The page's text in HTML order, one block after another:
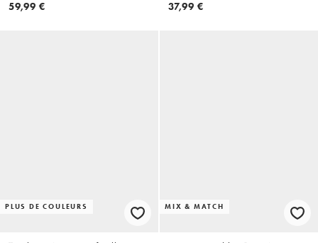
59,99 € 37,99 €
PLUS DE COULEURS MIX & MATCH